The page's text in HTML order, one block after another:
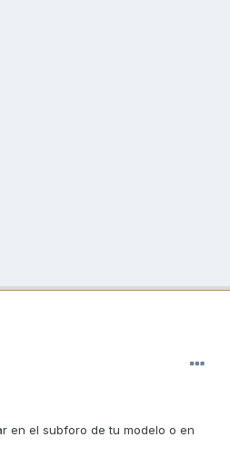
en el subforo de tu modelo o en